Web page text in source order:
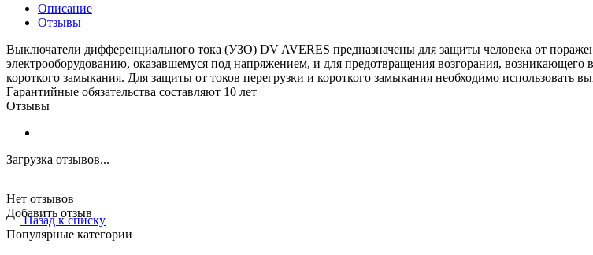
Описание
Отзывы
Выключатели дифференциального тока (УЗО) DV AVERES предназначены для защиты человека от
электрооборудованию, оказавшемуся под напряжением, и для предотвращения возгорания, возникающего
короткого замыкания. Для защиты от токов перегрузки и короткого замыкания необходимо
Гарантийные обязательства составляют 10 лет
Отзывы
Загрузка отзывов...
Нет отзывов
Добавить отзыв
Назад к списку
Популярные категории